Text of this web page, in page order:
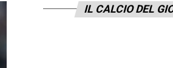
IL CALCIO DEL